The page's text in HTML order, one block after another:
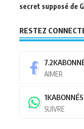
secret supposé de
RESTEZ
7.2K
AIMER
1KABONNÉS
SUIVRE